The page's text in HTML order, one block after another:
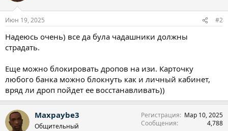
Июн 19, 2025 #2
Надеюсь очень) все да була чадашники должны
страдать.
Еще можно блокировать дропов на изи. Карточку
любого банка можно блокнуть как и личный кабинет,
вряд ли дроп пойдет ее восстанавливать))
Maxpaybe3
Общительный
Регистрация
Мар 10, 2025
Сообщения
4,788